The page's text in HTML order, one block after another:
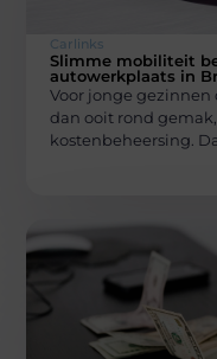
Carlinks
Slimme mobiliteit
autowerkplaats in
Voor jonge
dan ooit rond
kostenbeheersing.